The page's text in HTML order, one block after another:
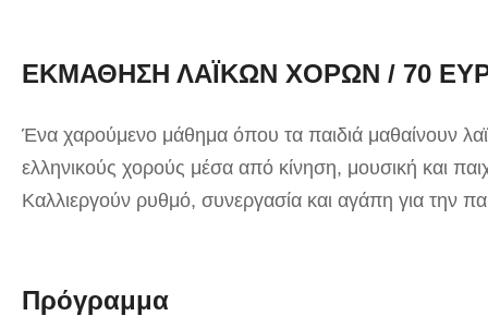
ΕΚΜΑΘΗΣΗ ΛΑΪΚΩΝ ΧΟΡΩΝ / 70
Ένα χαρούμενο μάθημα όπου τα παιδιά μαθαίνουν
ελληνικούς χορούς μέσα από κίνηση, μουσική και
Καλλιεργούν ρυθμό, συνεργασία και αγάπη για την
Πρόγραμμα